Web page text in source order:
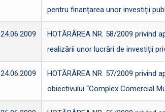
pentru finanțarea unor investiții
24.06.2009
HOTĂRÂREA NR. 58/2009 privind
realizării unor lucrări de investiții
24.06.2009
HOTĂRÂREA NR. 57/2009 privind
obiectivului “Complex Comercial